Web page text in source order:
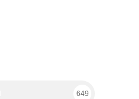
649